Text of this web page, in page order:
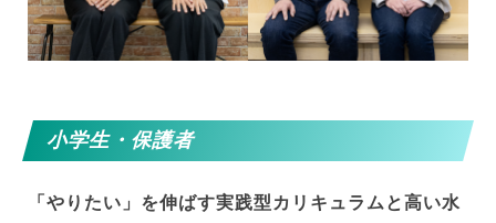
小学生・保護者
「やりたい」を伸ばす実践型カリキュラムと高い水